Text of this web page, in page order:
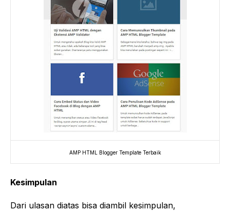
AMP HTML Blogger Template Terbaik
Kesimpulan
Dari ulasan diatas bisa diambil kesimpulan,